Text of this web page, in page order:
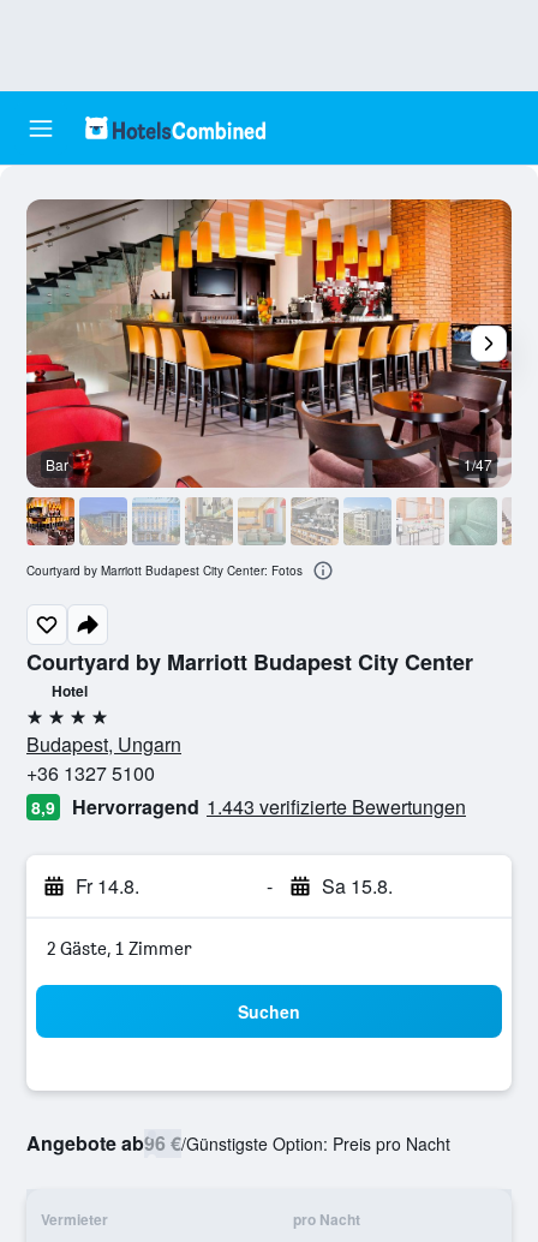
Courtyard by Marriott Budapest City Center
Hotel
4 Sterne
Budapest, Ungarn
+36 1327 5100
8,9 Hervorragend 1.443 verifizierte Bewertungen
Fr 14.8. - Sa 15.8.
2 Gäste, 1 Zimmer
Suchen
Angebote ab96 €/Günstigste Option: Preis pro Nacht
Vermieter pro Nacht
Bar 1/47
Courtyard by Marriott Budapest City Center: Fotos